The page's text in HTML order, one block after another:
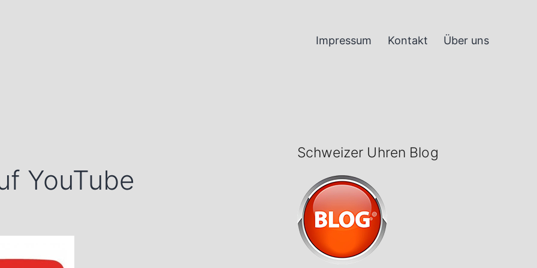
Impressum Kontakt Über uns
YouTube
Schweizer Uhren Blog